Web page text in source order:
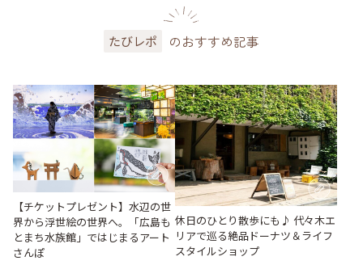
たびレポ のおすすめ記事
【チケットプレゼント】水辺の世
界から浮世絵の世界へ。「広島も
とまち水族館」ではじまるアート
さんぽ
休日のひとり散歩にも♪ 代々木エ
リアで巡る絶品ドーナツ＆ライフ
スタイルショップ